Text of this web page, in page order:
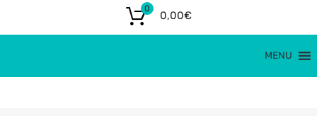
0,00€
0
MENU